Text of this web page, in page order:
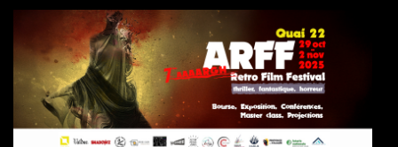
Aller
au
contenu
principal